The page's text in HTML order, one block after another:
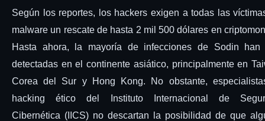
Según los reportes, los hackers exigen a todas las
malware un rescate de hasta 2 mil 500 dólares en
Hasta ahora, la mayoría de infecciones de Sodin han
detectadas en el continente asiático, principalmente en
Corea del Sur y Hong Kong. No obstante,
hacking ético del Instituto Internacional de
Cibernética (IICS) no descartan la posibilidad de que